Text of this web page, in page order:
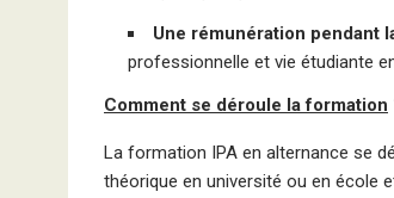
Une rémunération pendant
professionnelle et vie étudiante
Comment se déroule la formation
La formation IPA en alternance se
théorique en université ou en école